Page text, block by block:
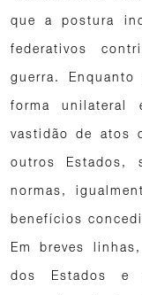
que a postura
federativos
guerra.
forma unilateral
vastidão de atos
outros Estados,
normas,
benefícios
Em breves
dos Estados e